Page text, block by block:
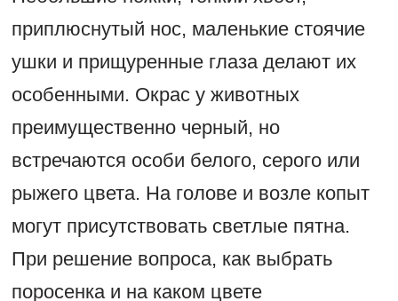
приплюснутый нос, маленькие стоячие
ушки и прищуренные глаза делают их
особенными. Окрас у животных
преимущественно черный, но
встречаются особи белого, серого или
рыжего цвета. На голове и возле копыт
могут присутствовать светлые пятна.
При решение вопроса, как выбрать
поросенка и на каком цвете